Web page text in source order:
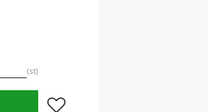
st
Lägg till i favoriter